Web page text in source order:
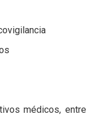
médicos, entre